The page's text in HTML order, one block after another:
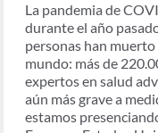
La pandemia de
durante el año
personas han muerto
mundo: más de
expertos en salud
aún más grave a
estamos